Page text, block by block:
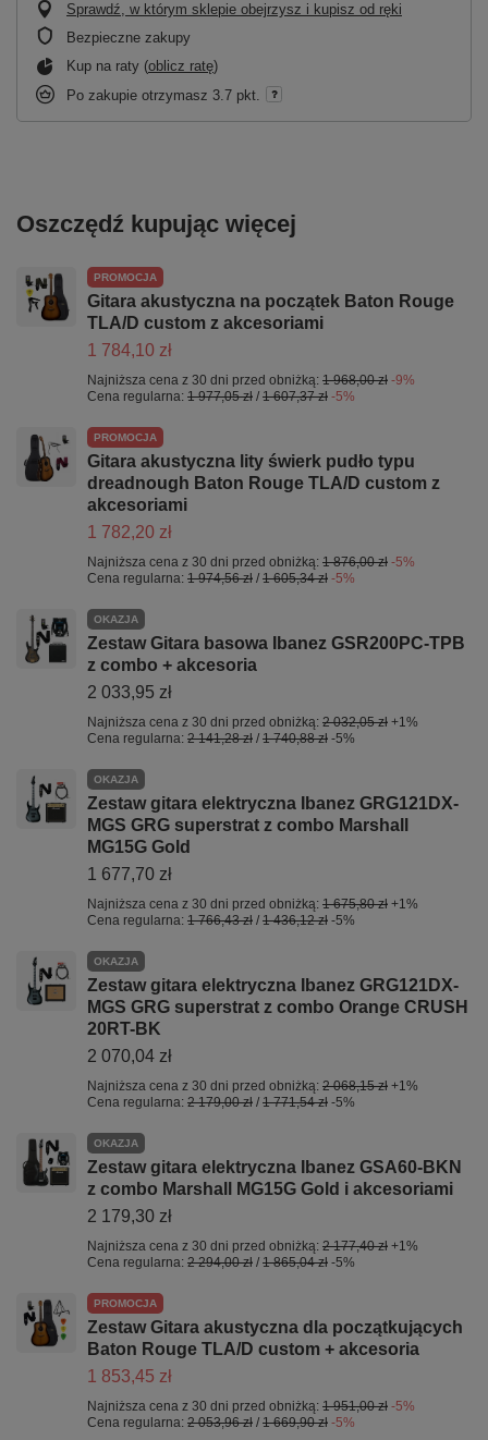
Sprawdź, w którym sklepie obejrzysz i kupisz od ręki
Bezpieczne zakupy
Kup na raty (oblicz ratę)
Po zakupie otrzymasz 3.7 pkt.
Oszczędź kupując więcej
PROMOCJA
Gitara akustyczna na początek Baton Rouge
TLA/D custom z akcesoriami
1 784,10 zł
Najniższa cena z 30 dni przed obniżką: 1 968,00 zł -9%
Cena regularna: 1 977,05 zł / 1 607,37 zł -5%
PROMOCJA
Gitara akustyczna lity świerk pudło typu
dreadnough Baton Rouge TLA/D custom z
akcesoriami
1 782,20 zł
Najniższa cena z 30 dni przed obniżką: 1 876,00 zł -5%
Cena regularna: 1 974,56 zł / 1 605,34 zł -5%
OKAZJA
Zestaw Gitara basowa Ibanez GSR200PC-TPB
z combo + akcesoria
2 033,95 zł
Najniższa cena z 30 dni przed obniżką: 2 032,05 zł +1%
Cena regularna: 2 141,28 zł / 1 740,88 zł -5%
OKAZJA
Zestaw gitara elektryczna Ibanez GRG121DX-
MGS GRG superstrat z combo Marshall
MG15G Gold
1 677,70 zł
Najniższa cena z 30 dni przed obniżką: 1 675,80 zł +1%
Cena regularna: 1 766,43 zł / 1 436,12 zł -5%
OKAZJA
Zestaw gitara elektryczna Ibanez GRG121DX-
MGS GRG superstrat z combo Orange CRUSH
20RT-BK
2 070,04 zł
Najniższa cena z 30 dni przed obniżką: 2 068,15 zł +1%
Cena regularna: 2 179,00 zł / 1 771,54 zł -5%
OKAZJA
Zestaw gitara elektryczna Ibanez GSA60-BKN
z combo Marshall MG15G Gold i akcesoriami
2 179,30 zł
Najniższa cena z 30 dni przed obniżką: 2 177,40 zł +1%
Cena regularna: 2 294,00 zł / 1 865,04 zł -5%
PROMOCJA
Zestaw Gitara akustyczna dla początkujących
Baton Rouge TLA/D custom + akcesoria
1 853,45 zł
Najniższa cena z 30 dni przed obniżką: 1 951,00 zł -5%
Cena regularna: 2 053,96 zł / 1 669,90 zł -5%